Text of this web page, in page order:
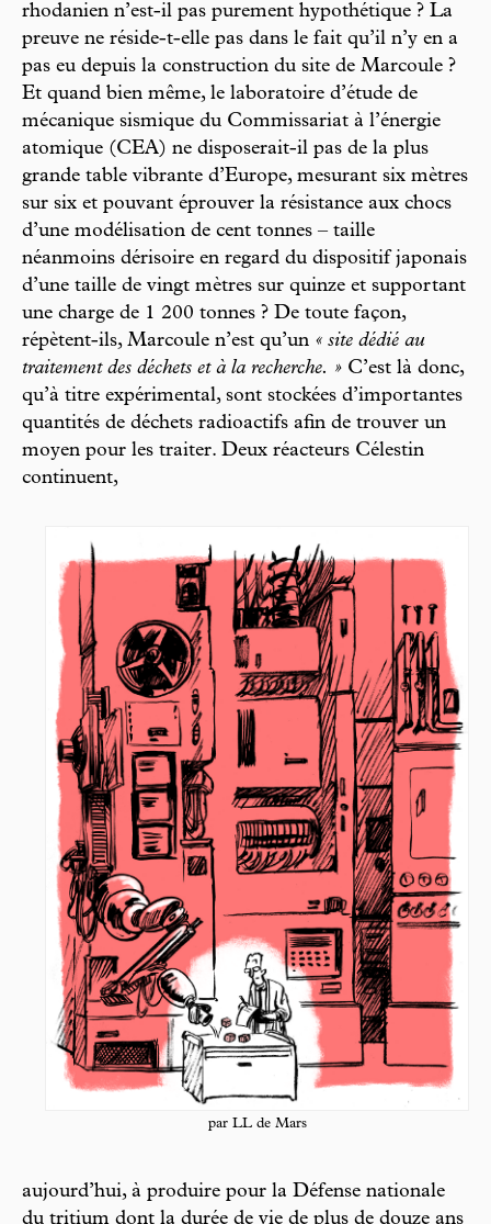
rhodanien n’est-il pas purement hypothétique ? La
preuve ne réside-t-elle pas dans le fait qu’il n’y en a
pas eu depuis la construction du site de Marcoule ?
Et quand bien même, le laboratoire d’étude de
mécanique sismique du Commissariat à l’énergie
atomique (CEA) ne disposerait-il pas de la plus
grande table vibrante d’Europe, mesurant six mètres
sur six et pouvant éprouver la résistance aux chocs
d’une modélisation de cent tonnes – taille
néanmoins dérisoire en regard du dispositif japonais
d’une taille de vingt mètres sur quinze et supportant
une charge de 1 200 tonnes ? De toute façon,
répètent-ils, Marcoule n’est qu’un « site dédié au
traitement des déchets et à la recherche. » C’est là donc,
qu’à titre expérimental, sont stockées d’importantes
quantités de déchets radioactifs afin de trouver un
moyen pour les traiter. Deux réacteurs Célestin
continuent,
par LL de Mars
aujourd’hui, à produire pour la Défense nationale
du tritium dont la durée de vie de plus de douze ans